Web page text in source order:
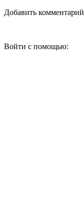
Добавить комментарий
Войти с помощью: